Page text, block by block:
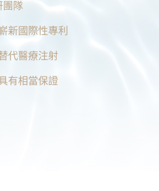
團隊
新國際性專利
代醫療注射
有相當保證